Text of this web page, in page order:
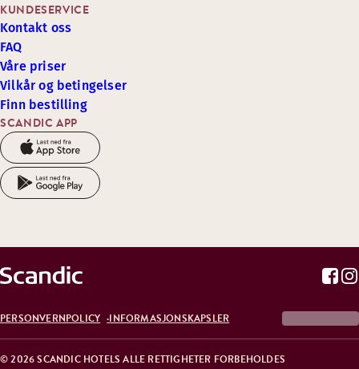
SCANDIC APP
KUNDESERVICE
Kontakt oss
FAQ
Våre priser
Vilkår og betingelser
Finn bestilling
© 2026 SCANDIC HOTELS ALLE RETTIGHETER FORBEHOLDES
PERSONVERNPOLICY INFORMASJONSKAPSLER